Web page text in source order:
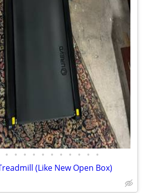
• • • • • • • • • • •
(Like New Open Box)